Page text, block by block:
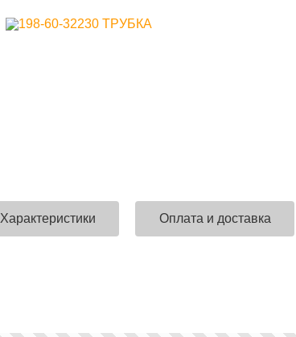
Характеристики Оплата и доставка